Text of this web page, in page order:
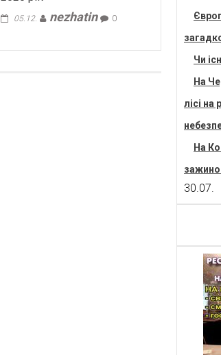
05.12. nezhatin 0
Чи
На
лісі на
На
30.07.